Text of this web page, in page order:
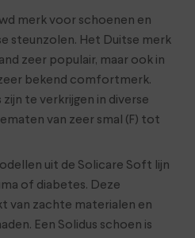
merk voor schoenen en
steunzolen. Het Duitse merk
zeer populair, maar ook in
bekend comfortmerk.
te verkrijgen in diverse
van zeer smal (F) tot
uit de Solicare Soft lijn
of diabetes. Deze
van zachte materialen en
Een Solidus schoen is